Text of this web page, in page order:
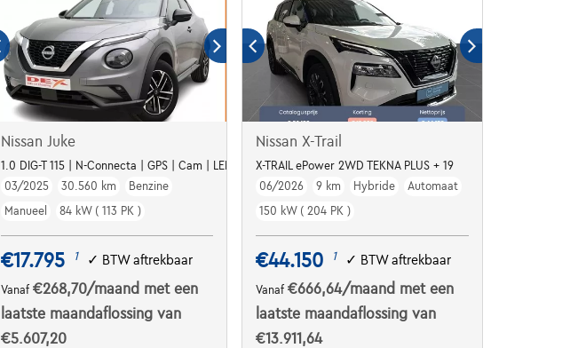
Nissan Juke
1.0 DIG-T 115 | N-Connecta | GPS | Cam | LED | ALU17
03/2025
30.560 km
Benzine
Manueel
84 kW ( 113 PK )
€17.795 1 ✓ BTW aftrekbaar
Vanaf €268,70/maand met een
laatste maandaflossing van
€5.607,20
Nissan X-Trail
X-TRAIL ePower 2WD TEKNA PLUS + 19
06/2026
9 km Hybride
Automaat
150 kW ( 204 PK )
€44.150 1 ✓ BTW aftrekbaar
Vanaf€666,64/maand met een
laatste maandaflossing van
€13.911,64